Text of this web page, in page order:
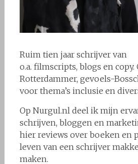
Ruim tien jaar schrijver van
o.a. filmscripts, blogs en copy.
Rotterdammer, gevoels-
voor thema’s inclusie en
Op Nurgul.nl deel ik mijn
schrijven, bloggen en
hier reviews over boeken en
leven van een schrijver
maken.